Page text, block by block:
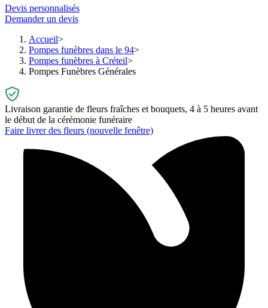
Devis personnalisés
Demander un devis
Accueil
Pompes funèbres dans le 94
Pompes funèbres à Créteil
Pompes Funèbres Générales
Livraison garantie de fleurs fraîches et bouquets, 4 à 5 heures avant
le début de la cérémonie funéraire
Faire livrer des fleurs (nouvelle fenêtre)